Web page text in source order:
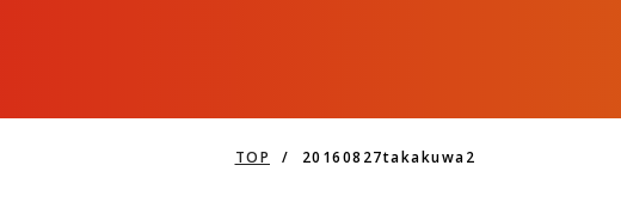
TOP / 20160827takakuwa2